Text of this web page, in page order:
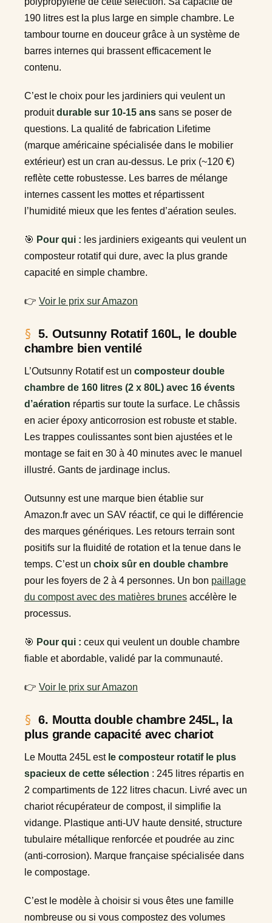
190 litres est la plus large en simple chambre. Le
tambour tourne en douceur grâce à un système de
barres internes qui brassent efficacement le
contenu.
C’est le choix pour les jardiniers qui veulent un
produitdurable sur 10-15 ans sans se poser de
questions. La qualité de fabrication Lifetime
(marque américaine spécialisée dans le mobilier
extérieur) est un cran au-dessus. Le prix (~120 €)
reflète cette robustesse. Les barres de mélange
internes cassent les mottes et répartissent
l’humidité mieux que les fentes d’aération seules.
🎯 Pour qui : les jardiniers exigeants qui veulent un
composteur rotatif qui dure, avec la plus grande
capacité en simple chambre.
👉 Voir le prix sur Amazon
5. Outsunny Rotatif 160L, le double
chambre bien ventilé
L’Outsunny Rotatif est un composteur double
chambre de 160 litres (2 x 80L) avec 16 évents
d’aération répartis sur toute la surface. Le châssis
en acier époxy anticorrosion est robuste et stable.
Les trappes coulissantes sont bien ajustées et le
montage se fait en 30 à 40 minutes avec le manuel
illustré. Gants de jardinage inclus.
Outsunny est une marque bien établie sur
Amazon.fr avec un SAV réactif, ce qui le différencie
des marques génériques. Les retours terrain sont
positifs sur la fluidité de rotation et la tenue dans le
temps. C’est un choix sûr en double chambre
pour les foyers de 2 à 4 personnes. Un bon paillage
du compost avec des matières brunes accélère le
processus.
🎯 Pour qui : ceux qui veulent un double chambre
fiable et abordable, validé par la communauté.
👉 Voir le prix sur Amazon
6. Moutta double chambre 245L, la
plus grande capacité avec chariot
Le Moutta 245L est le composteur rotatif le plus
spacieux de cette sélection : 245 litres répartis en
2 compartiments de 122 litres chacun. Livré avec un
chariot récupérateur de compost, il simplifie la
vidange. Plastique anti-UV haute densité, structure
tubulaire métallique renforcée et poudrée au zinc
(anti-corrosion). Marque française spécialisée dans
le compostage.
C’est le modèle à choisir si vous êtes une famille
nombreuse ou si vous compostez des volumes